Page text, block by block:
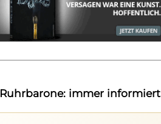
Ruhrbarone: immer informiert